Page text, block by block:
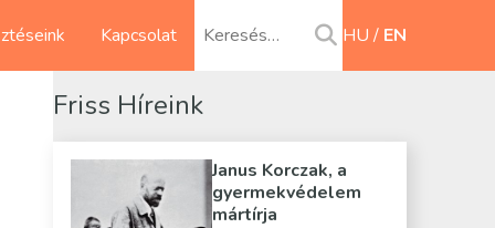
Kapcsolat HU EN
Friss Híreink
Janus Korczak, a
gyermekvédelem
mártírja